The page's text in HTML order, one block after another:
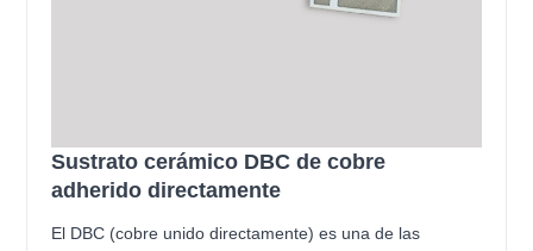
Sustrato cerámico DBC de cobre
adherido directamente
El DBC (cobre unido directamente) es una de las